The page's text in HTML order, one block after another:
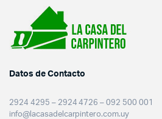
Datos de Contacto
2924 4295 – 2924 4726 – 092 500 001
info@lacasadelcarpintero.com.uy